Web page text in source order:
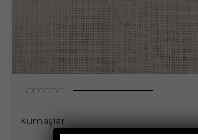
Lomond
Kumaşlar